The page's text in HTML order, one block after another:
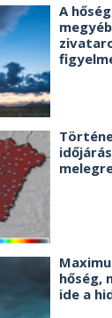
A
hőség,
ide a